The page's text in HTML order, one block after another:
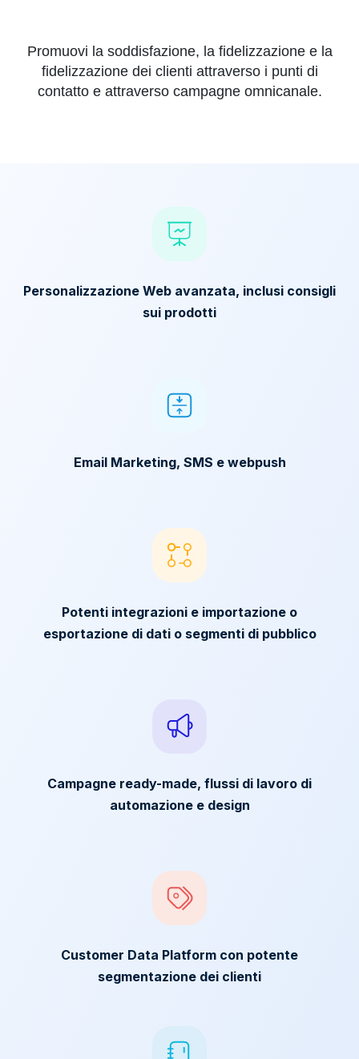
Promuovi la soddisfazione, la fidelizzazione e la
fidelizzazione dei clienti attraverso i punti di
contatto e attraverso campagne omnicanale.
Personalizzazione Web avanzata, inclusi consigli
sui prodotti
Email Marketing, SMS e webpush
Potenti integrazioni e importazione o
esportazione di dati o segmenti di pubblico
Campagne ready-made, flussi di lavoro di
automazione e design
Customer Data Platform con potente
segmentazione dei clienti